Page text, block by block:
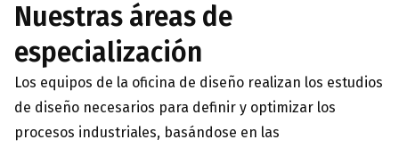
Nuestras áreas de
especialización
Los equipos de la oficina de diseño realizan los estudios
de diseño necesarios para definir y optimizar los
procesos industriales, basándose en las